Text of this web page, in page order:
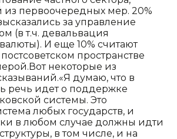
из первоочередных мер. 20%
за управление
(в т.ч. девальвация
И еще 10% считают
пространстве
некоторые из
думаю, что в
речь идет о поддержке
системы. Это
любых государств, и
в любом случае должны идти
в том числе, и на